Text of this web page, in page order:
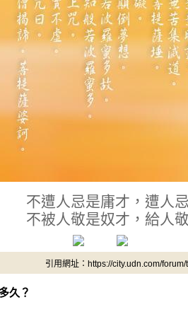
不遭人忌是庸才，遭人
不被人敬是奴才，給人
引用網址：https://city.udn.com/
久？